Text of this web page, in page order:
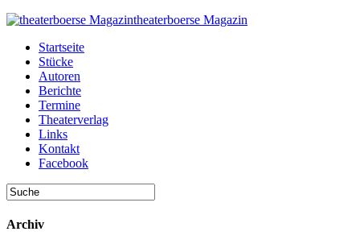
theaterboerse Magazin
Startseite
Stücke
Autoren
Berichte
Termine
Theaterverlag
Links
Kontakt
Facebook
Archiv